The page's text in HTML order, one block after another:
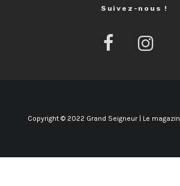
Suivez-nous !
Copyright © 2022 Grand Seigneur | Le